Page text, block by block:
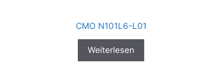
CMO N101L6-L01
Weiterlesen